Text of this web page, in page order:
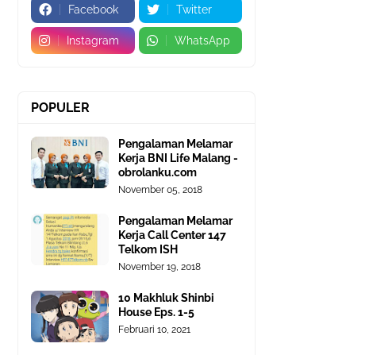
Facebook Twitter
Instagram WhatsApp
POPULER
Pengalaman Melamar
Kerja BNI Life Malang -
obrolanku.com
November 05, 2018
Pengalaman Melamar
Kerja Call Center 147
Telkom ISH
November 19, 2018
10 Makhluk Shinbi
House Eps. 1-5
Februari 10, 2021